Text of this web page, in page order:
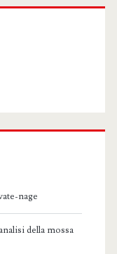
nage
della mossa